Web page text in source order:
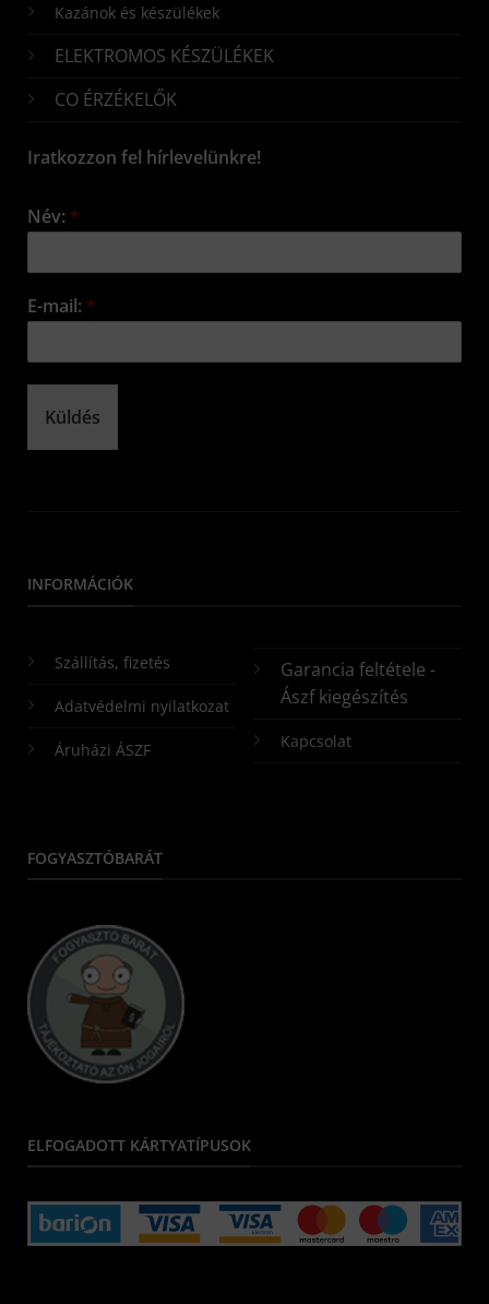
Kazánok és készülékek
ELEKTROMOS KÉSZÜLÉKEK
CO ÉRZÉKELŐK
Iratkozzon fel hírlevelünkre!
Név: *
E-mail: *
Küldés
INFORMÁCIÓK
Szállítás, fizetés
Adatvédelmi nyilatkozat
Áruházi ÁSZF
Garancia feltétele -
Ászf kiegészítés
Kapcsolat
FOGYASZTÓBARÁT
ELFOGADOTT KÁRTYATÍPUSOK